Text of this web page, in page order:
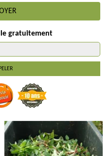
gratuitement